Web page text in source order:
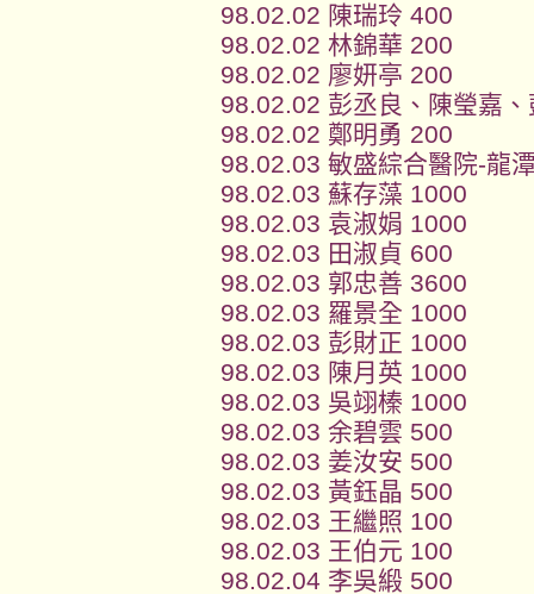
98.02.02 陳瑞玲 400
98.02.02 林錦華 200
98.02.02 廖妍亭 200
98.02.02 彭丞良、陳瑩嘉
98.02.02 鄭明勇 200
98.02.03 敏盛綜合醫院-龍
98.02.03 蘇存藻 1000
98.02.03 袁淑娟 1000
98.02.03 田淑貞 600
98.02.03 郭忠善 3600
98.02.03 羅景全 1000
98.02.03 彭財正 1000
98.02.03 陳月英 1000
98.02.03 吳翊榛 1000
98.02.03 余碧雲 500
98.02.03 姜汝安 500
98.02.03 黃鈺晶 500
98.02.03 王繼照 100
98.02.03 王伯元 100
98.02.04 李吳緞 500